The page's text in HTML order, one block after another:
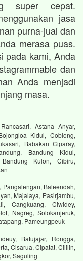
super cepat.
jasa
purna-jual dan
merasa puas.
pada kami, Anda
dan
Anda menjadi
masa.
Astana Anyar,
Kidul, Coblong,
Babakan Ciparay,
Bandung Kidul,
Kulon, Cibiru,
Pangalengan, Baleendah,
Majalaya, Pasirjambu,
Cangkuang, Ciwidey,
Nagreg, Solokanjeruk,
Pameungpeuk
Batujajar, Rongga,
Cisarua, Cipatat, Cililin,
Saguling